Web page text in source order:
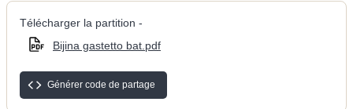
Télécharger la partition -
Bijina gastetto bat.pdf
Générer code de partage